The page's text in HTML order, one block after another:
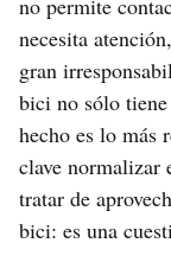
no permite
necesita
gran
bici no sólo tiene
hecho es lo más
clave normalizar
tratar de
bici: es una